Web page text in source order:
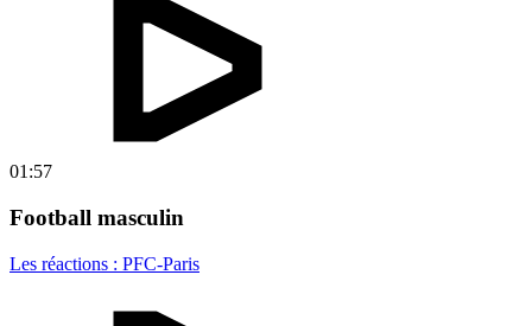
01:57
Football masculin
Les réactions : PFC-Paris